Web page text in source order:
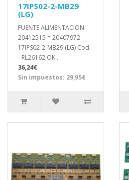
17IPS02-2-MB29
(LG)
FUENTE ALIMENTACION
20412515 = 20407972
17IPS02-2-MB29 (LG) Cod.
- RL26162 OK..
36,24€
Sin impuestos: 29,95€